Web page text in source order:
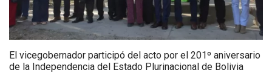
El vicegobernador participó del acto por el 201º aniversario
de la Independencia del Estado Plurinacional de Bolivia